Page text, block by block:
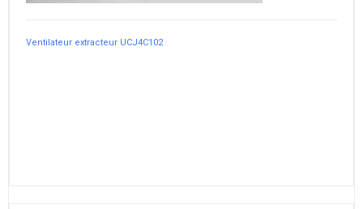
Ventilateur extracteur UCJ4C102